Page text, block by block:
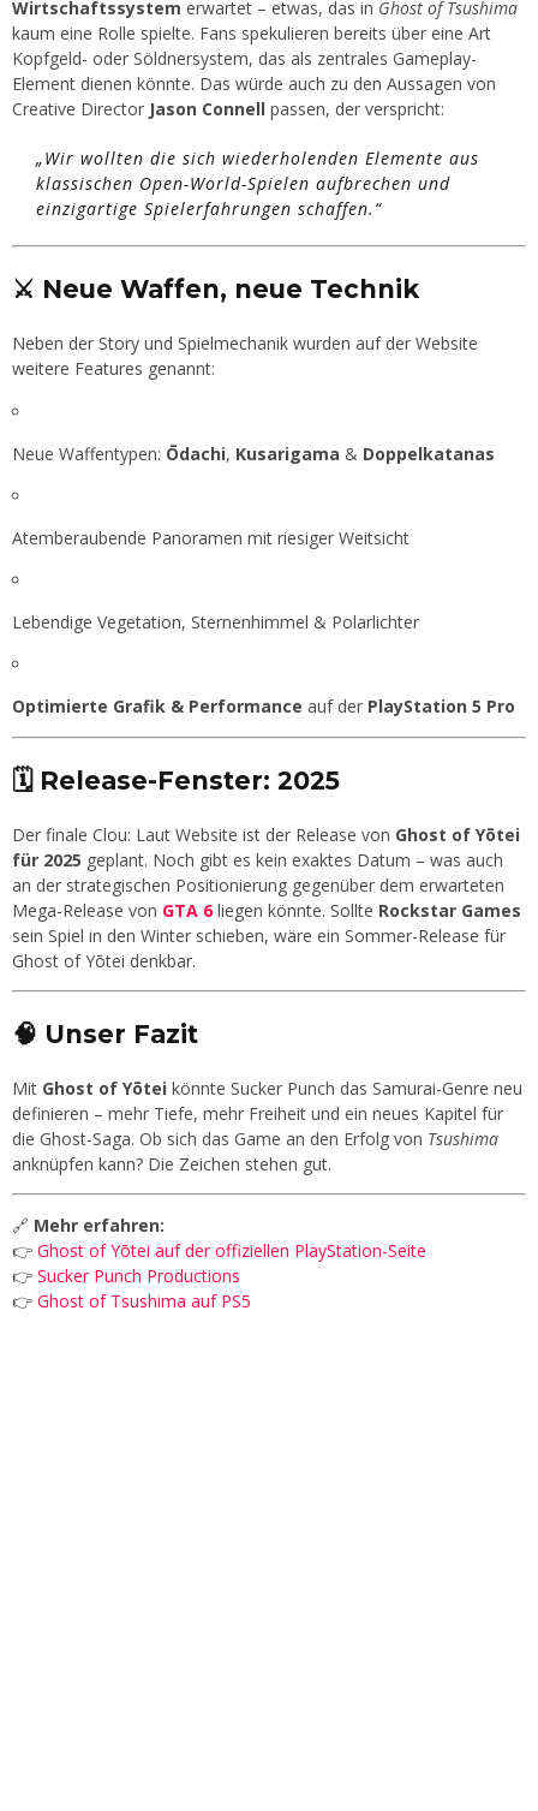
Wirtschaftssystem erwartet – etwas, das in Ghost of Tsushima
kaum eine Rolle spielte. Fans spekulieren bereits über eine Art
Kopfgeld- oder Söldnersystem, das als zentrales Gameplay-
Element dienen könnte. Das würde auch zu den Aussagen von
Creative Director Jason Connell passen, der verspricht:
„Wir wollten die sich wiederholenden Elemente aus
klassischen Open-World-Spielen aufbrechen und
einzigartige Spielerfahrungen schaffen.“
⚔️ Neue Waffen, neue Technik
Neben der Story und Spielmechanik wurden auf der Website
weitere Features genannt:
Neue Waffentypen: Ōdachi, Kusarigama & Doppelkatanas
Atemberaubende Panoramen mit riesiger Weitsicht
Lebendige Vegetation, Sternenhimmel & Polarlichter
Optimierte Grafik & Performance auf der PlayStation 5 Pro
🗓️ Release-Fenster: 2025
Der finale Clou: Laut Website ist der Release von Ghost of Yōtei
für 2025 geplant. Noch gibt es kein exaktes Datum – was auch
an der strategischen Positionierung gegenüber dem erwarteten
Mega-Release von GTA 6liegen könnte. Sollte Rockstar Games
sein Spiel in den Winter schieben, wäre ein Sommer-Release für
Ghost of Yōtei denkbar.
🧠 Unser Fazit
Mit Ghost of Yōtei könnte Sucker Punch das Samurai-Genre neu
definieren – mehr Tiefe, mehr Freiheit und ein neues Kapitel für
die Ghost-Saga. Ob sich das Game an den Erfolg von Tsushima
anknüpfen kann? Die Zeichen stehen gut.
🔗 Mehr erfahren:
👉 Ghost of Yōtei auf der offiziellen PlayStation-Seite
👉 Sucker Punch Productions
👉 Ghost of Tsushima auf PS5